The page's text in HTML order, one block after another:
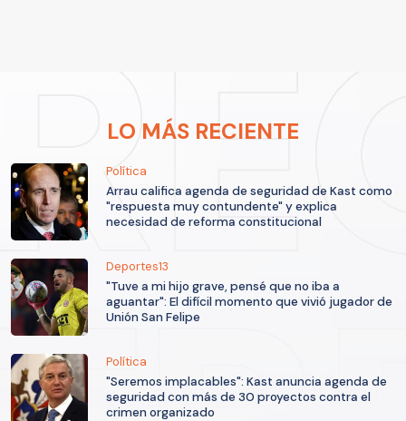
LO MÁS RECIENTE
Política
Arrau califica agenda de seguridad de Kast como
"respuesta muy contundente" y explica
necesidad de reforma constitucional
Deportes13
"Tuve a mi hijo grave, pensé que no iba a
aguantar": El difícil momento que vivió jugador de
Unión San Felipe
Política
"Seremos implacables": Kast anuncia agenda de
seguridad con más de 30 proyectos contra el
crimen organizado